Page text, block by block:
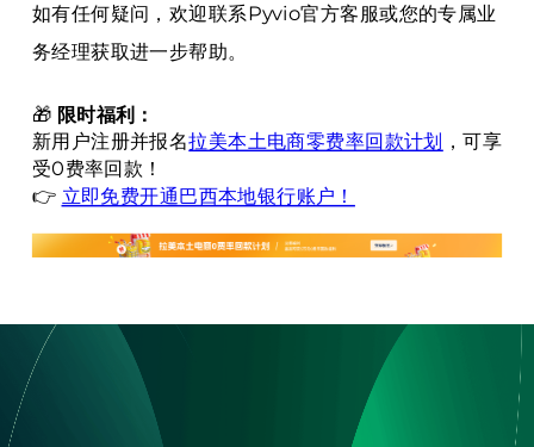
如有任何疑问，欢迎联系Pyvio官方客服或您的专属业
务经理获取进一步帮助。
🎁 限时福利：
新用户注册并报名拉美本土电商零费率回款计划 ，可享
受0费率回款！
👉 立即免费开通巴西本地银行账户！